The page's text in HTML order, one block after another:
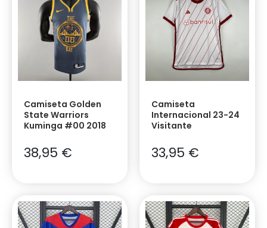
Camiseta Golden
State Warriors
Kuminga #00 2018
38,95 €
Camiseta
Internacional 23-24
Visitante
33,95 €